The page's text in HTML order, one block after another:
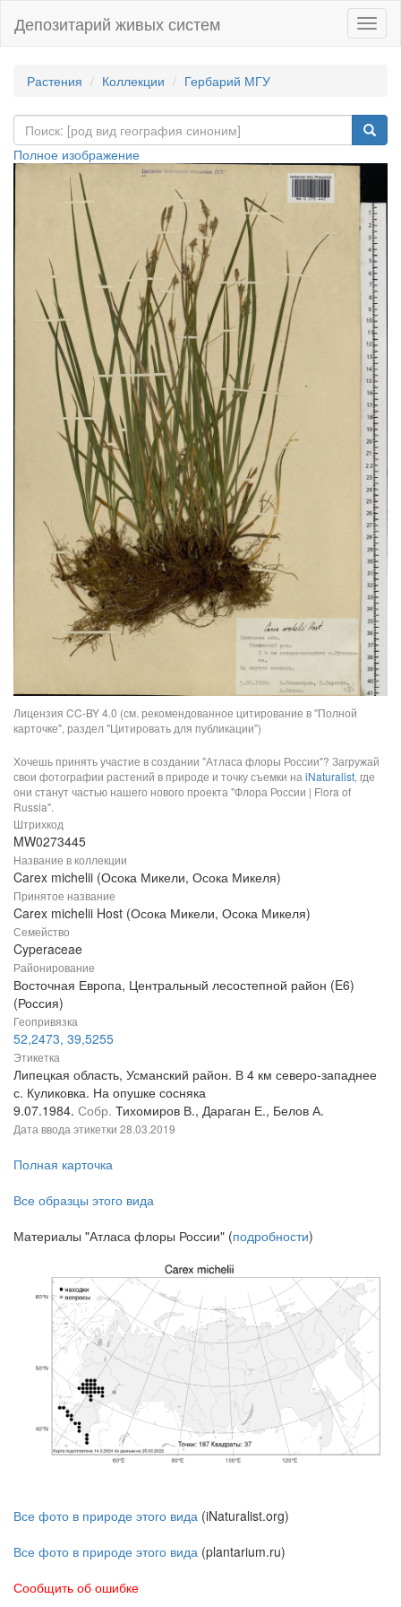
Депозитарий живых систем
Растения Коллекции Гербарий МГУ
Полное изображение
Лицензия CC-BY 4.0 (см. рекомендованное цитирование в "Полной
карточке", раздел "Цитировать для публикации")
Хочешь принять участие в создании "Атласа флоры России"? Загружай
свои фотографии растений в природе и точку съемки наiNaturalist, где
они станут частью нашего нового проекта "Флора России | Flora of
Russia".
Штрихкод
MW0273445
Название в коллекции
Carex michelii (Осока Микели, Осока Микеля)
Принятое название
Carex michelii Host (Осока Микели, Осока Микеля)
Семейство
Cyperaceae
Районирование
Восточная Европа, Центральный лесостепной район (E6)
(Россия)
Геопривязка
52,2473, 39,5255
Этикетка
Липецкая область, Усманский район. В 4 км северо-западнее
с. Куликовка. На опушке сосняка
9.07.1984. Собр. Тихомиров В., Дараган Е., Белов А.
Дата ввода этикетки 28.03.2019
Полная карточка
Все образцы этого вида
Материалы "Атласа флоры России" (подробности)
Все фото в природе этого вида (iNaturalist.org)
Все фото в природе этого вида (plantarium.ru)
Сообщить об ошибке